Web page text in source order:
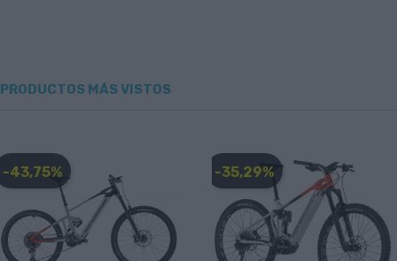
PRODUCTOS MÁS VISTOS
-43,75% -35,29%